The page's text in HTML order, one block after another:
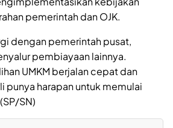
pemerintah dan OJK.
dengan pemerintah pusat,
pembiayaan lainnya.
UMKM berjalan cepat dan
punya harapan untuk memulai
SN)